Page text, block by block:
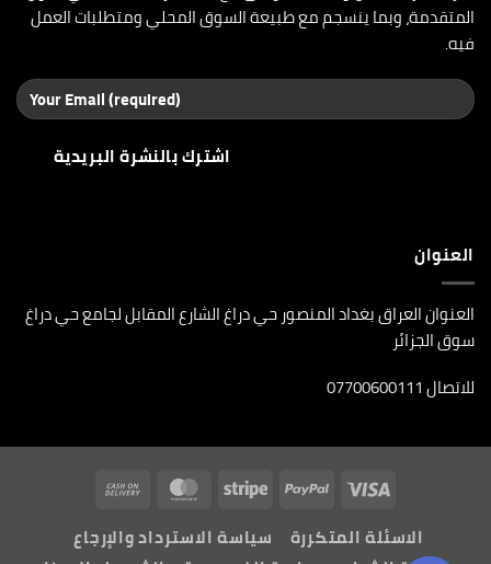
المتقدمة، وبما ينسجم مع طبيعة السوق المحلي ومتطلبات العمل
فيه.
العنوان
العنوان العراق بغداد المنصور حي دراغ الشارع المقابل لجامع حي دراغ
سوق الجزائر
للاتصال 07700600111
Visa
PayPal
Stripe
MasterCard
Delivery
الاسئلة المتكررة
سياسة الاسترداد والإرجاع